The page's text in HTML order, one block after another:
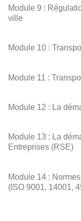
Module 9 :
ville
Module 10 :
Module 11 :
Module 12 : La
Module 13 : La
Entreprises (RSE)
Module 14 :
(ISO 9001, 14001,